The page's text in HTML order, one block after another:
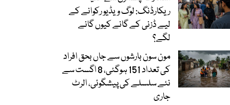
ریکارڈنگ: لوگ ویڈیو رکوانے کے
لیے ڈزنی کے گانے کیوں گانے
لگے؟
مون سون بارشوں سے جاں بحق افراد
کی تعداد 151 ہوگئی، 8 اگست سے
نئے سلسلے کی پیشگوئی، الرٹ
جاری